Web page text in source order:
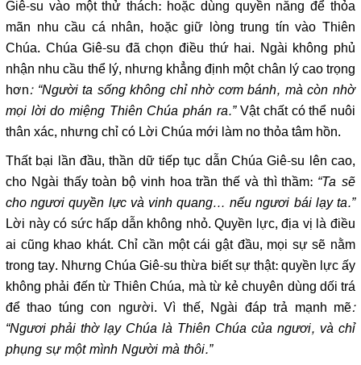
Giê-su vào một thử thách: hoặc dùng quyền năng để thỏa
mãn nhu cầu cá nhân, hoặc giữ lòng trung tín vào Thiên
Chúa. Chúa Giê-su đã chọn điều thứ hai. Ngài không phủ
nhận nhu cầu thể lý, nhưng khẳng định một chân lý cao trọng
hơn: “Người ta sống không chỉ nhờ cơm bánh, mà còn nhờ
mọi lời do miệng Thiên Chúa phán ra.”Vật chất có thể nuôi
thân xác, nhưng chỉ có Lời Chúa mới làm no thỏa tâm hồn.
Thất bại lần đầu, thần dữ tiếp tục dẫn Chúa Giê-su lên cao,
cho Ngài thấy toàn bộ vinh hoa trần thế và thì thầm: “Ta sẽ
cho ngươi quyền lực và vinh quang… nếu ngươi bái lạy ta.”
Lời này có sức hấp dẫn không nhỏ. Quyền lực, địa vị là điều
ai cũng khao khát. Chỉ cần một cái gật đầu, mọi sự sẽ nằm
trong tay. Nhưng Chúa Giê-su thừa biết sự thật: quyền lực ấy
không phải đến từ Thiên Chúa, mà từ kẻ chuyên dùng dối trá
để thao túng con người. Vì thế, Ngài đáp trả mạnh mẽ:
“Ngươi phải thờ lạy Chúa là Thiên Chúa của ngươi, và chỉ
phụng sự một mình Người mà thôi.”